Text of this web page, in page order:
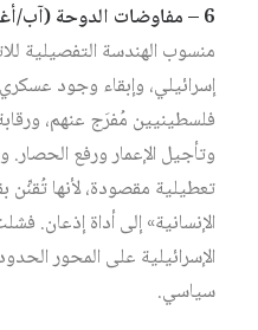
6 – مفاوضات الدوحة (آب/أغسطس 2024)
منسوب الهندسة التفصيلية
إسرائيلي، وإبقاء وجود
فلسطينيين مُفرَج عنهم،
وتأجيل الإعمار ورفع الحصار.
تعطيلية مقصودة، لأنها تُقنِّن
الإنسانية» إلى أداة إذعان.
الإسرائيلية على المحور
سياسي.